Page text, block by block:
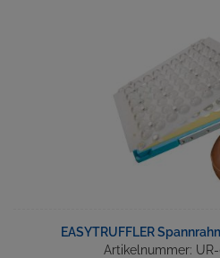
EASYTRUFFLER
Artikelnummer: